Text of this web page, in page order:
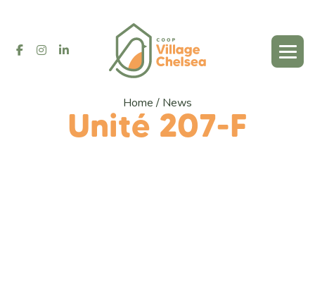
Home / News
Unité 207-F